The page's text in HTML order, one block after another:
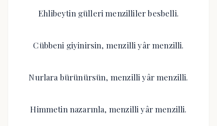
Ehlibeytin gülleri menzilliler besbelli.
Cübbeni giyinirsin, menzilli yâr menzilli.
Nurlara bürünürsün, menzilli yâr menzilli.
Himmetin nazarınla, menzilli yâr menzilli.